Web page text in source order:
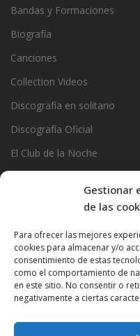
Gestionar
de las
Para ofrecer las mejores
cookies para almacenar y/o
consentimiento de estas
como el comportamiento de
en este sitio. No consentir o
negativamente a ciertas
Bandas y Formaciones
Biografía
Canciones
Collection Videos
Discografía en solitario
Discografía Oficial
El Club de la Noche
Ramoncin
The Privados